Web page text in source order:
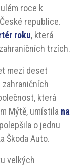
roce k
republice.
roku, která
trzích.
mezi deset
která
Mýtě, umístila na
o jednu
Škoda Auto.
velkých